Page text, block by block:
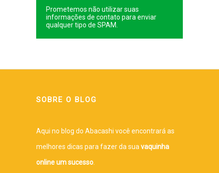
Prometemos não utilizar suas
informações de contato para enviar
qualquer tipo de SPAM.
SOBRE O BLOG
Aqui no blog do Abacashi você encontrará as
melhores dicas para fazer da sua vaquinha
online um sucesso